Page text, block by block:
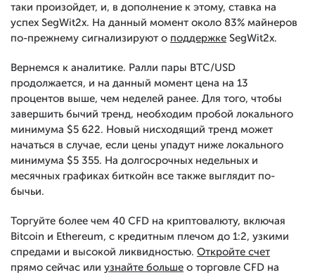
таки произойдет, и, в дополнение к этому, ставка на
успех SegWit2x. На данный момент около 83% майнеров
по-прежнему сигнализируют о поддержке SegWit2x.
Вернемся к аналитике. Ралли пары BTC/USD
продолжается, и на данный момент цена на 13
процентов выше, чем неделей ранее. Для того, чтобы
завершить бычий тренд, необходим пробой локального
минимума $5 622. Новый нисходящий тренд может
начаться в случае, если цены упадут ниже локального
минимума $5 355. На долгосрочных недельных и
месячных графиках биткойн все также выглядит по-
бычьи.
Торгуйте более чем 40 CFD на криптовалюту, включая
Bitcoin и Ethereum, с кредитным плечом до 1:2, узкими
спредами и высокой ликвидностью. Откройте счет
прямо сейчас или узнайте больше о торговле CFD на